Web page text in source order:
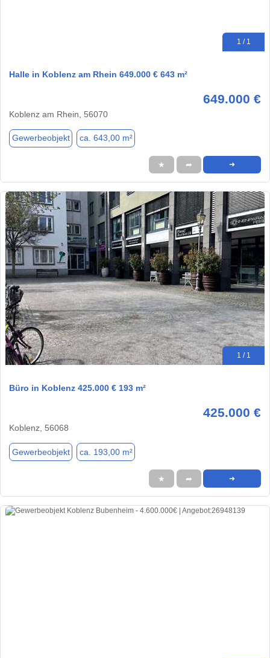
1 / 1
Halle in Koblenz am Rhein 649.000 € 643 m²
649.000 €
Koblenz am Rhein, 56070
Gewerbeobjekt ca. 643,00 m²
★ ➦ ➜
1 / 1
Büro in Koblenz 425.000 € 193 m²
425.000 €
Koblenz, 56068
Gewerbeobjekt ca. 193,00 m²
★ ➦ ➜